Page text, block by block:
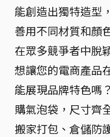
能創造出獨特造型
善用不同材質和顏
在眾多競爭者中脫
想讓您的電商產品
能展現品牌特色嗎
購氣泡袋，尺寸齊
搬家打包、倉儲防